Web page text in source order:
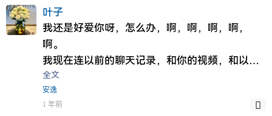
至于水面风平浪静，只能说我们终究缘浅。
这段时间我会慢慢的离开你的生活，淡出你的记
忆，直至彻底消失殆尽，
我只希望他年你即使想起，也许你会以不爱，的
心，以及嘲笑自己无知经历，嘲笑我的存在，去
想起这段虐历，
我知道我不配你一切的拥有，
现在轮到我了，你的每一个重点字眼我都要专研
你的心态和情绪
例如今天你说我好无聊呀，
一开始我的心真的颤了一下，
有点可悲可怜的感觉，
我或许体会到你当初说自己多么的可怜的痛，
原来是这么痛，
我妈无论怎么骂我，
我都得笑着，
但是我妈如果骂我老婆，那绝对不行，这是原
则，
就算我老婆有什么做的不对，
哪里做的不好，哪里做错了，
我妈可以过来跟我说，
只不过跟得了风湿病一样
白天晴朗没什么事，
夜晚阴湿疼得想死"。
世界上哪来的那么多一见如故和无话不谈。无非
是因为我喜欢你，
所以你说的话我都感兴趣。
你叫我听的歌我都觉得有意义，
叶子
我还是好爱你呀，怎么办，啊，啊，啊，啊，
啊。
我现在连以前的聊天记录，和你的视频，和以往
的点滴我都不敢看，我是一点都不好看，尤其是
你醉酒的视频，我一点都不好看，
我现在连回忆都不敢，我怕，我真怕。
全文
安逸
1 年前